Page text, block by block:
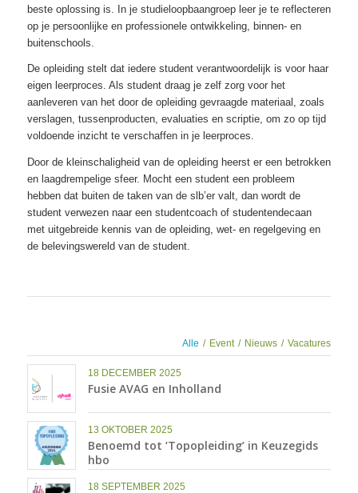
beste oplossing is. In je studieloopbaangroep leer je te reflecteren
op je persoonlijke en professionele ontwikkeling, binnen- en
buitenschools.
De opleiding stelt dat iedere student verantwoordelijk is voor haar
eigen leerproces. Als student draag je zelf zorg voor het
aanleveren van het door de opleiding gevraagde materiaal, zoals
verslagen, tussenproducten, evaluaties en scriptie, om zo op tijd
voldoende inzicht te verschaffen in je leerproces.
Door de kleinschaligheid van de opleiding heerst er een betrokken
en laagdrempelige sfeer. Mocht een student een probleem
hebben dat buiten de taken van de slb’er valt, dan wordt de
student verwezen naar een studentcoach of studentendecaan
met uitgebreide kennis van de opleiding, wet- en regelgeving en
de belevingswereld van de student.
Alle / Event / Nieuws / Vacatures
18 DECEMBER 2025
Fusie AVAG en Inholland
13 OKTOBER 2025
Benoemd tot ‘Topopleiding’ in Keuzegids
hbo
18 SEPTEMBER 2025